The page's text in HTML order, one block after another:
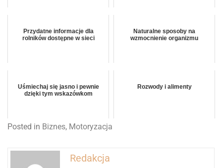
Przydatne informacje dla
rolników dostępne w sieci
Naturalne sposoby na
wzmocnienie organizmu
Uśmiechaj się jasno i pewnie
dzięki tym wskazówkom
Rozwody i alimenty
Posted in Biznes, Motoryzacja
Redakcja